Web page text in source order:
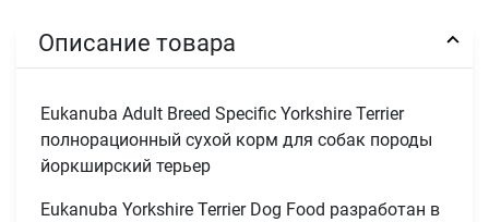
Описание товара
Eukanuba Adult Breed Specific Yorkshire Terrier
полнорационный сухой корм для собак породы
йоркширский терьер
Eukanuba Yorkshire Terrier Dog Food разработан в